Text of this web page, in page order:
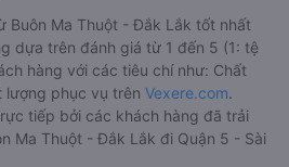
Buôn Ma Thuột - Đắk Lắk tốt nhất
dựa trên đánh giá từ 1 đến 5 (1: tệ
hàng với các tiêu chí như: Chất
lượng phục vụ trên Vexere.com.
tiếp bởi các khách hàng đã trải
Ma Thuột - Đắk Lắk đi Quận 5 - Sài